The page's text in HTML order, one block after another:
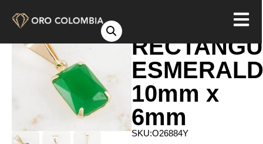
10mm x
6mm
SKU:O26884Y